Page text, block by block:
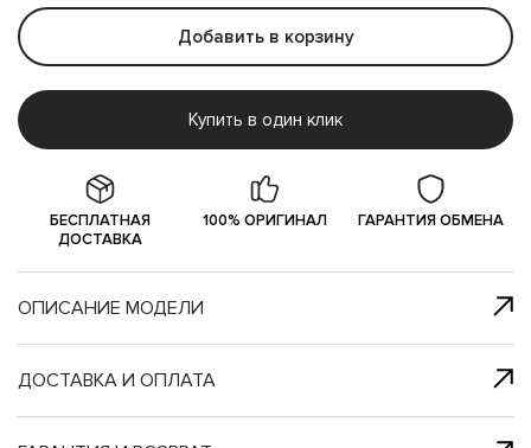
Добавить в корзину
Купить в один клик
клик
БЕСПЛАТНАЯ
ДОСТАВКА
100% ОРИГИНАЛ ГАРАНТИЯ ОБМЕНА
ОПИСАНИЕ МОДЕЛИ
ДОСТАВКА И ОПЛАТА
с нами